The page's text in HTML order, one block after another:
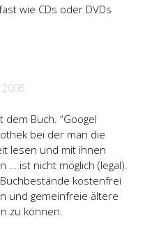
wie CDs oder DVDs
2008
Buch. “Googel
bei der man die
lesen und mit ihnen
… ist nicht möglich (legal).
kostenfrei
und gemeinfreie ältere
zu können.